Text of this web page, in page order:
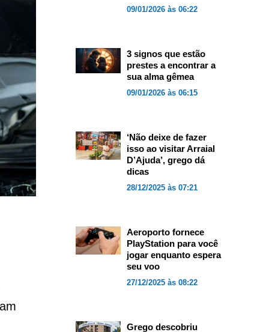
09/01/2026 às 06:22
3 signos que estão
prestes a encontrar a
sua alma gêmea
09/01/2026 às 06:15
‘Não deixe de fazer
isso ao visitar Arraial
D’Ajuda’, grego dá
dicas
28/12/2025 às 07:21
Aeroporto fornece
PlayStation para você
jogar enquanto espera
seu voo
27/12/2025 às 08:22
Grego descobriu